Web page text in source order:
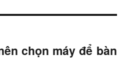
chọn máy để bàn